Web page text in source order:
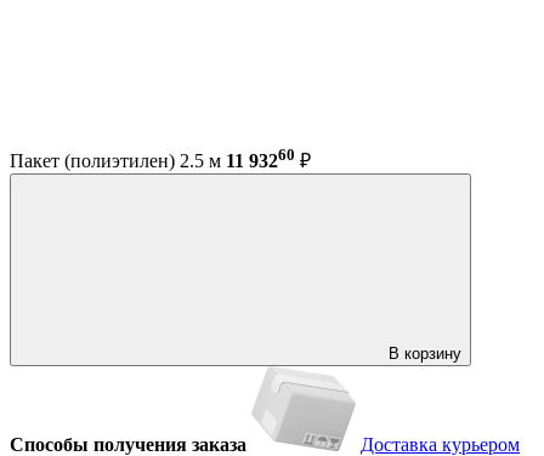
Пакет (полиэтилен) 2.5 м 11 93260 ₽
В корзину
Способы получения заказа Доставка курьером